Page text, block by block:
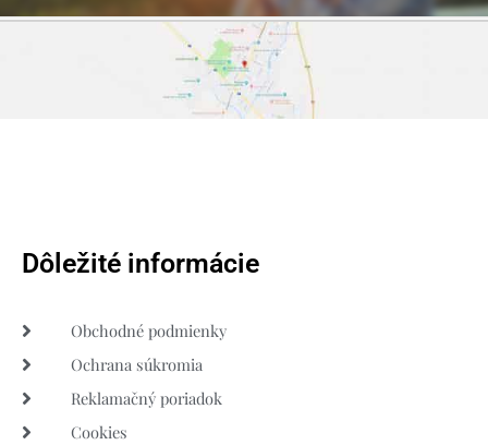
Dôležité informácie
Obchodné podmienky
Ochrana súkromia
Reklamačný poriadok
Cookies